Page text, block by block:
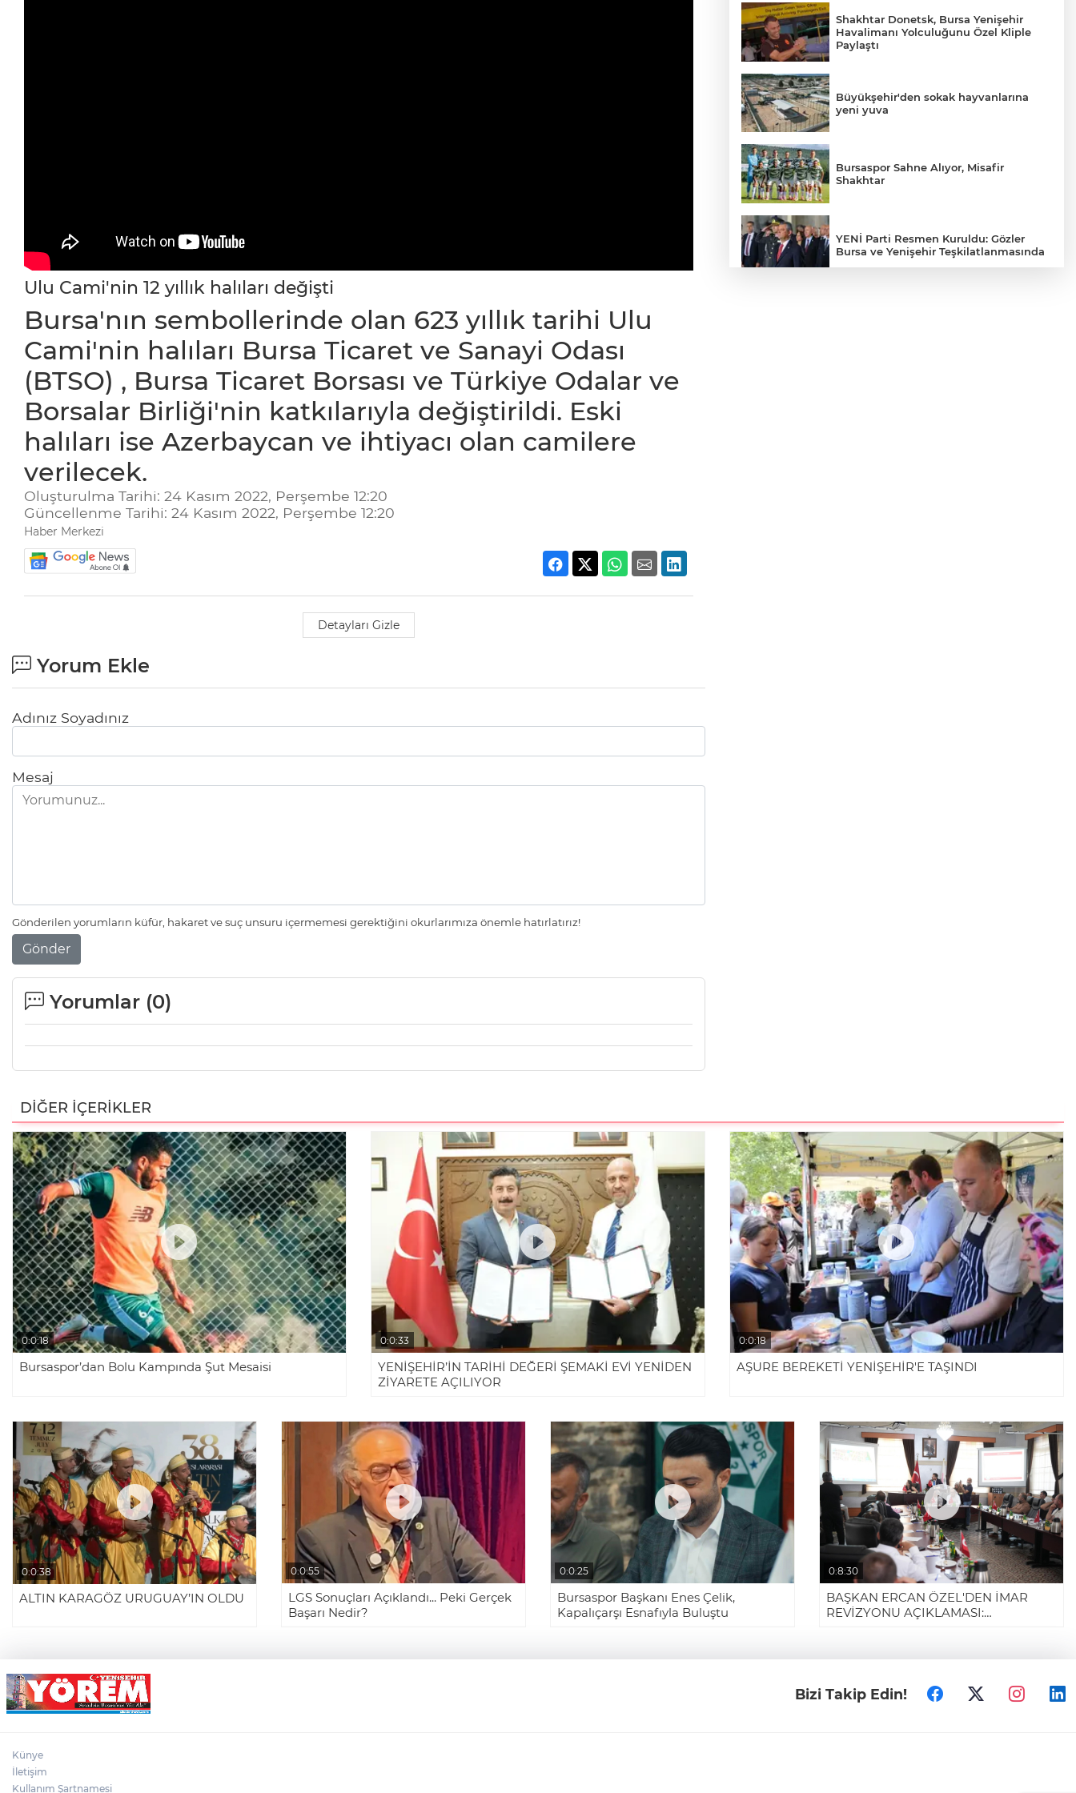
Ulu Cami'nin 12 yıllık halıları değişti
Bursa'nın sembollerinde olan 623 yıllık tarihi Ulu
Cami'nin halıları Bursa Ticaret ve Sanayi Odası
(BTSO) , Bursa Ticaret Borsası ve Türkiye Odalar ve
Borsalar Birliği'nin katkılarıyla değiştirildi. Eski
halıları ise Azerbaycan ve ihtiyacı olan camilere
verilecek.
Oluşturulma Tarihi: 24 Kasım 2022, Perşembe 12:20
Güncellenme Tarihi: 24 Kasım 2022, Perşembe 12:20
Haber Merkezi
Detayları Gizle
Yorum Ekle
Adınız Soyadınız
Mesaj
Gönderilen yorumların küfür, hakaret ve suç unsuru içermemesi gerektiğini okurlarımıza önemle hatırlatırız!
Gönder
Yorumlar (0)
Shakhtar Donetsk, Bursa Yenişehir
Havalimanı Yolculuğunu Özel Kliple
Paylaştı
Büyükşehir'den sokak hayvanlarına
yeni yuva
Bursaspor Sahne Alıyor, Misafir
Shakhtar
YENİ Parti Resmen Kuruldu: Gözler
Bursa ve Yenişehir Teşkilatlanmasında
DİĞER İÇERİKLER
0:0:18
Bursaspor’dan Bolu Kampında Şut Mesaisi
0:0:33
YENİŞEHİR’İN TARİHİ DEĞERİ ŞEMAKİ EVİ YENİDEN
ZİYARETE AÇILIYOR
0:0:18
AŞURE BEREKETİ YENİŞEHİR'E TAŞINDI
0:0:38
ALTIN KARAGÖZ URUGUAY’IN OLDU
0:0:55
LGS Sonuçları Açıklandı... Peki Gerçek
Başarı Nedir?
0:0:25
Bursaspor Başkanı Enes Çelik,
Kapalıçarşı Esnafıyla Buluştu
0:8:30
BAŞKAN ERCAN ÖZEL'DEN İMAR
REVİZYONU AÇIKLAMASI:
Bizi Takip Edin!
Künye
İletişim
Kullanım Şartnamesi